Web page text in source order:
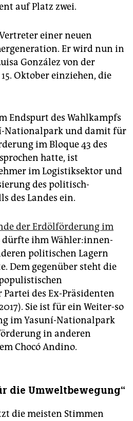
auf Platz zwei.
einer neuen
Er wird nun in
González von der
Oktober einziehen, die
Endspurt des Wahlkampfs
Nationalpark und damit für
im Bloque 43 des
hatte, ist
im Logistiksektor und
des politisch-
des Landes ein.
der Erdölförderung im
dürfte ihm Wäh­le­r:in­nen­
politischen Lagern
Dem gegenüber steht die
des Ex-Präsidenten
Sie ist für ein Weiter-so
im Yasuní-Nationalpark
in anderen
Chocó Andino.
die Umweltbewegung“
die meisten Stimmen